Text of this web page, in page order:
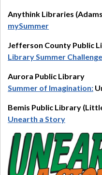
Anythink Libraries
mySummer
Jefferson County Public
Library Summer Challenge
Aurora Public Library
Summer of Imagination:
Bemis Public Library
Unearth a Story